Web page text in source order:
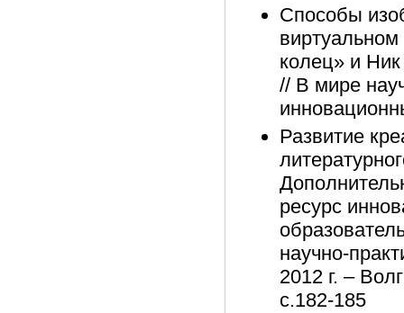
Способы
колец» и
// В мире
Развитие
ресурс
научно-
2012 г. –
с.182-185